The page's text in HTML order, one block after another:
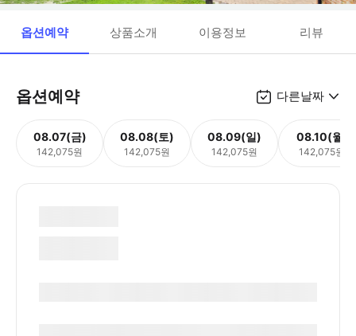
옵션예약 상품소개 이용정보 리뷰
옵션예약 다른날짜
08.07(금)
142,075원
08.08(토)
142,075원
08.09(일)
142,075원
08.10(월)
142,075원